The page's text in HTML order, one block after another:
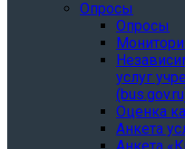
Опросы
Опросы
услуг
Оценка
Анкета